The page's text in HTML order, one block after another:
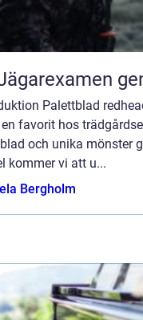
Palettblad
favorit hos
och unika mönster
kommer vi att u...
Bergholm